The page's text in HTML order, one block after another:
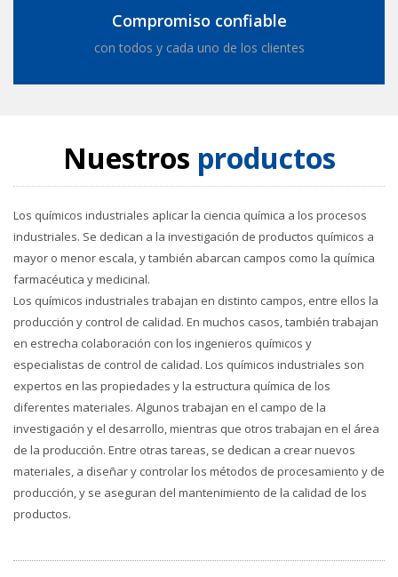
Compromiso confiable
con todos y cada uno de los clientes
Nuestros productos
Los químicos industriales aplicar la ciencia química a los procesos
industriales. Se dedican a la investigación de productos químicos a
mayor o menor escala, y también abarcan campos como la química
farmacéutica y medicinal.
Los químicos industriales trabajan en distinto campos, entre ellos la
producción y control de calidad. En muchos casos, también trabajan
en estrecha colaboración con los ingenieros químicos y
especialistas de control de calidad. Los químicos industriales son
expertos en las propiedades y la estructura química de los
diferentes materiales. Algunos trabajan en el campo de la
investigación y el desarrollo, mientras que otros trabajan en el área
de la producción. Entre otras tareas, se dedican a crear nuevos
materiales, a diseñar y controlar los métodos de procesamiento y de
producción, y se aseguran del mantenimiento de la calidad de los
productos.